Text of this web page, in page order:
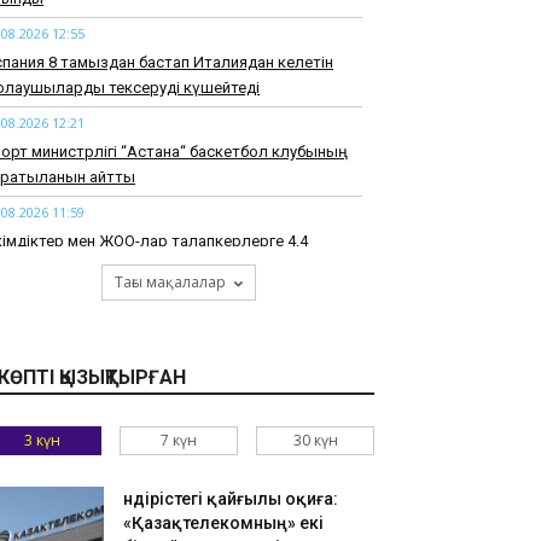
12:55
8 тамыздан бастап Италиядан келетін
тексеруді күшейтеді
12:21
министрлігі “Астана“ баскетбол клубының
айтты
11:59
мен ЖОО-лар талапкерлерге 4,4
астам грант бөлді
10:52
теңге ұрланған: сот үкім шығарды
тағы тікелей эфир: Тараз тұрғыны бес
қамауға алынды
Тағы мақалалар
КӨПТІ ҚЫЗЫҚТЫРҒАН
3 күн 7 күн 30 күн
Өндірістегі қайғылы оқиға:
«Қазақтелекомның» екі